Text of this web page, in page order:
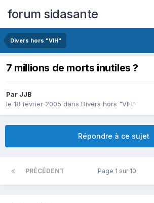
forum sidasante
Divers hors "VIH"
7 millions de morts inutiles ?
Par JJB
le 18 février 2005 dans Divers hors "VIH"
Répondre à ce sujet
PRÉCÉDENT Page 1 sur 10